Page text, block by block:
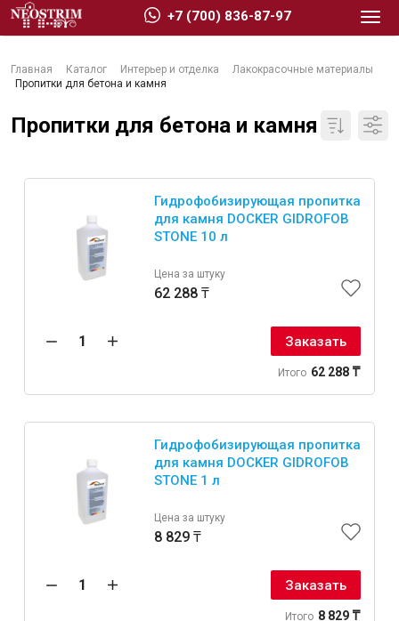
Главная Каталог Интерьер и отделка
Лакокрасочные материалы
Пропитки для бетона и камня
Пропитки для бетона и камня
Гидрофобизирующая пропитка
для камня DOCKER GIDROFOB
STONE 10 л
Цена за штуку
62 288 ₸
Заказать
Итого 62 288 ₸
Гидрофобизирующая пропитка
для камня DOCKER GIDROFOB
STONE 1 л
Цена за штуку
8 829 ₸
Заказать
Итого 8 829 ₸
+7 (700) 836-87-97
Сухие строительные смеси
Гидроизоляция
Изоляционные материалы
Кровельные материалы
Лакокрасочные материалы
Герметики
Клеи, жидкие гвозди